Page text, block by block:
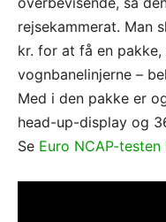
rejsekammerat. Man
kr. for at få en
vognbanelinjerne –
Med i den pakke er
head-up-display og
Se Euro NCAP-testen